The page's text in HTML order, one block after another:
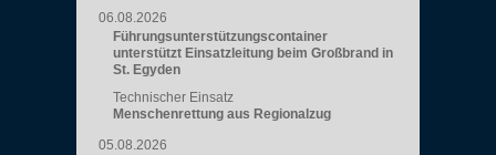
06.08.2026
Führungsunterstützungscontainer
unterstützt Einsatzleitung beim Großbrand in
St. Egyden
Technischer Einsatz
Menschenrettung aus Regionalzug
05.08.2026